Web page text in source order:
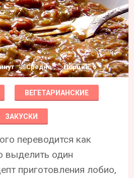
Средне Порций: 6
ВЕГЕТАРИАНСКИЕ
ЗАКУСКИ
переводится как
выделить один
приготовления лобио,